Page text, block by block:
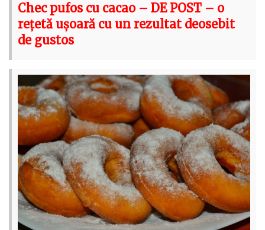
Chec pufos cu cacao – DE POST – o
rețetă ușoară cu un rezultat deosebit
de gustos